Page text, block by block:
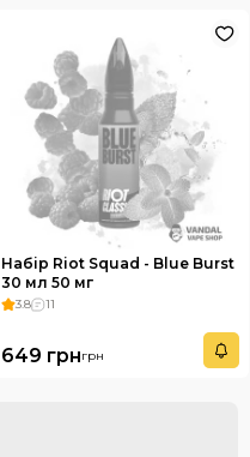
Набір Riot Squad - Blue Burst
30 мл 50 мг
3.8 11
649 грнгрн